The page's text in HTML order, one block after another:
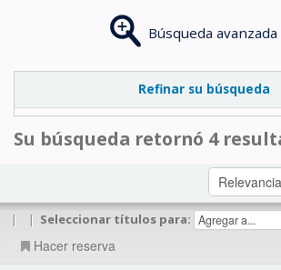
Búsqueda avanzada
Refinar su búsqueda
Su búsqueda retornó 4
| | Seleccionar títulos para:
Hacer reserva